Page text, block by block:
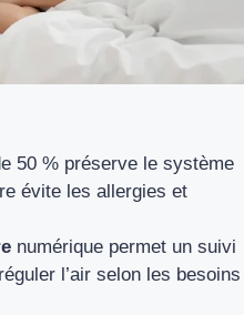
50 % préserve le système
évite les allergies et
numérique permet un suivi
l’air selon les besoins